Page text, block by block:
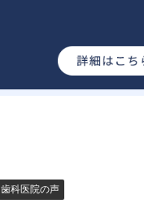
歯科医院の声